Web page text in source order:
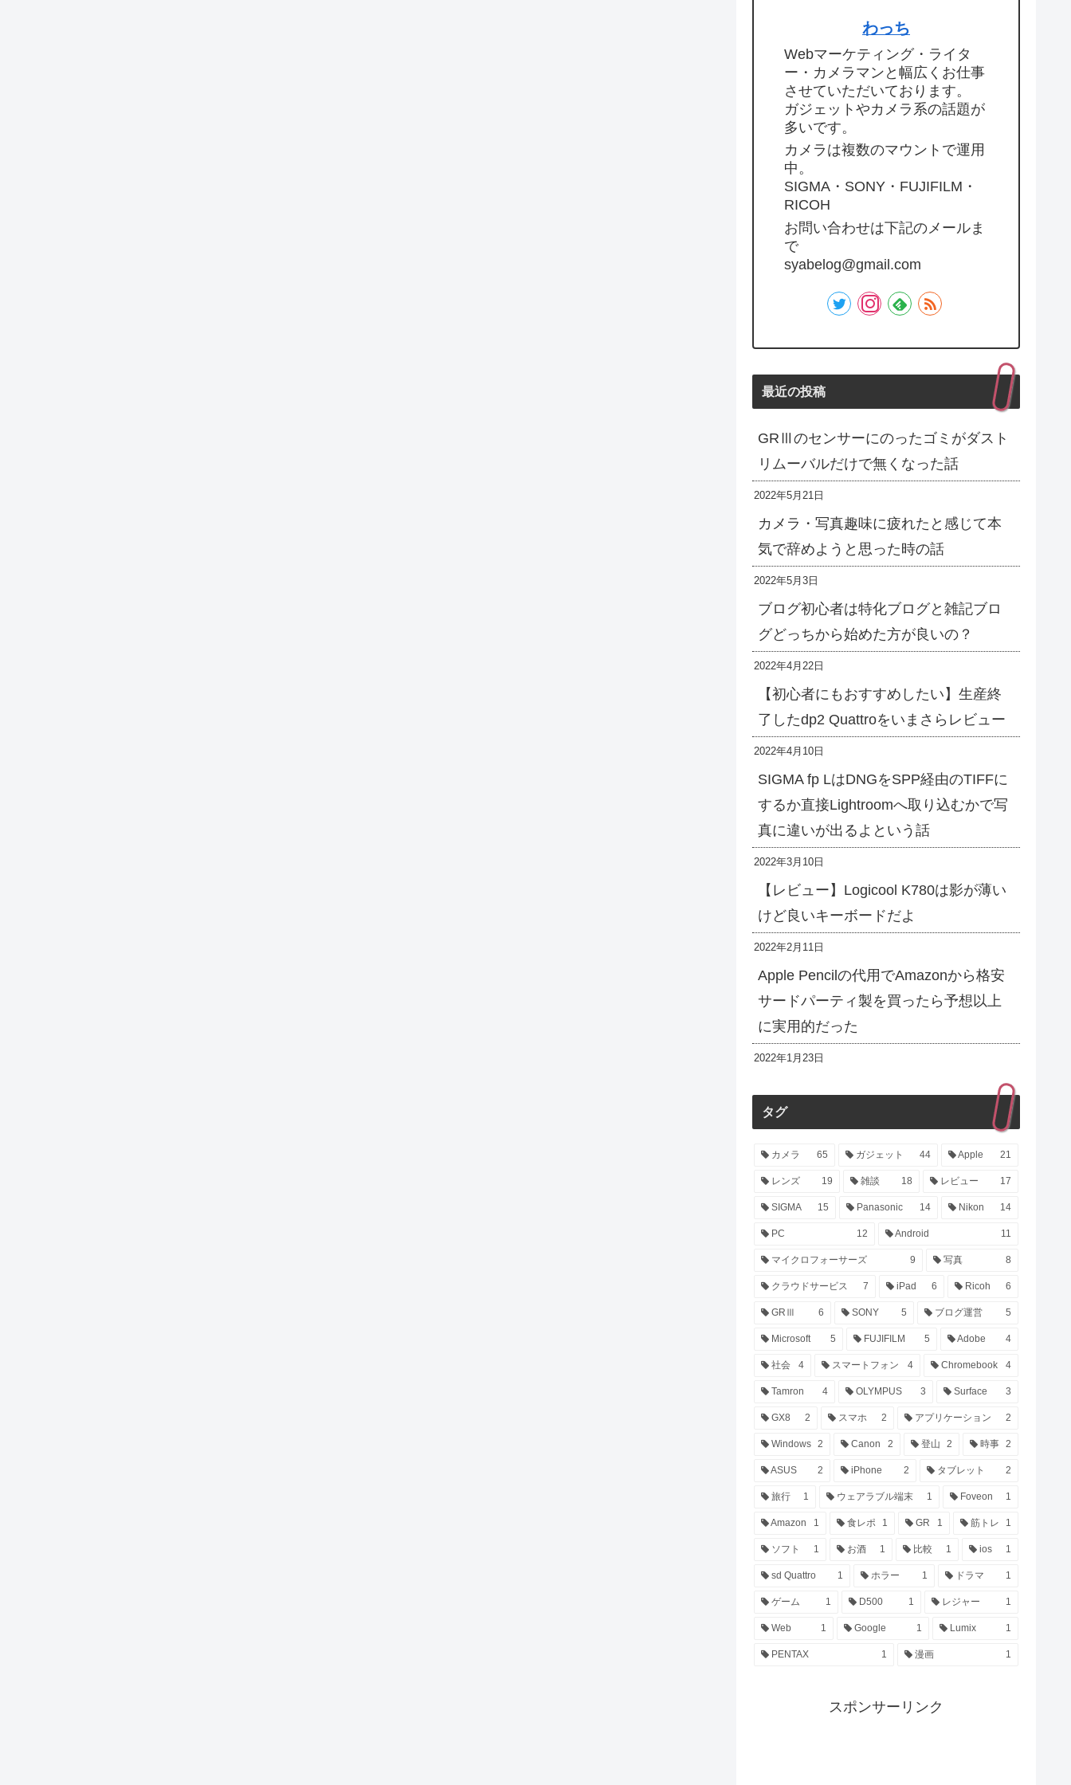
わっち
Webマーケティング・ライタ
ー・カメラマンと幅広くお仕事
させていただいております。
ガジェットやカメラ系の話題が
多いです。
カメラは複数のマウントで運用
中。
SIGMA・SONY・FUJIFILM・
RICOH
お問い合わせは下記のメールま
で
syabelog@gmail.com
最近の投稿
GRⅢのセンサーにのったゴミがダスト
リムーバルだけで無くなった話
2022年5月21日
カメラ・写真趣味に疲れたと感じて本
気で辞めようと思った時の話
2022年5月3日
ブログ初心者は特化ブログと雑記ブロ
グどっちから始めた方が良いの？
2022年4月22日
【初心者にもおすすめしたい】生産終
了したdp2 Quattroをいまさらレビュー
2022年4月10日
SIGMA fp LはDNGをSPP経由のTIFFに
するか直接Lightroomへ取り込むかで写
真に違いが出るよという話
2022年3月10日
【レビュー】Logicool K780は影が薄い
けど良いキーボードだよ
2022年2月11日
Apple Pencilの代用でAmazonから格安
サードパーティ製を買ったら予想以上
に実用的だった
2022年1月23日
タグ
カメラ 65 ガジェット 44 Apple 21
レンズ 19 雑談 18 レビュー 17
SIGMA 15 Panasonic 14 Nikon 14
PC 12 Android 11
マイクロフォーサーズ 9 写真 8
クラウドサービス 7 iPad 6 Ricoh 6
GRⅢ 6 SONY 5 ブログ運営 5
Microsoft 5 FUJIFILM 5 Adobe 4
社会 4 スマートフォン 4 Chromebook 4
Tamron 4 OLYMPUS 3 Surface 3
GX8 2 スマホ 2 アプリケーション 2
Windows 2 Canon 2 登山 2 時事 2
ASUS 2 iPhone 2 タブレット 2
旅行 1 ウェアラブル端末 1 Foveon 1
Amazon 1 食レポ 1 GR 1 筋トレ 1
ソフト 1 お酒 1 比較 1 ios 1
sd Quattro 1 ホラー 1 ドラマ 1
ゲーム 1 D500 1 レジャー 1
Web 1 Google 1 Lumix 1
PENTAX 1 漫画 1
スポンサーリンク